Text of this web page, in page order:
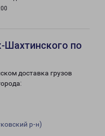
Шахтинского по
доставка грузов
р-н)